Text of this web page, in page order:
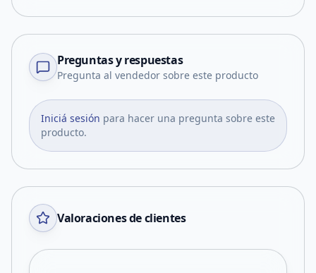
Preguntas y respuestas
Pregunta al vendedor sobre este producto
Iniciá sesión para hacer una pregunta sobre este
producto.
Valoraciones de clientes